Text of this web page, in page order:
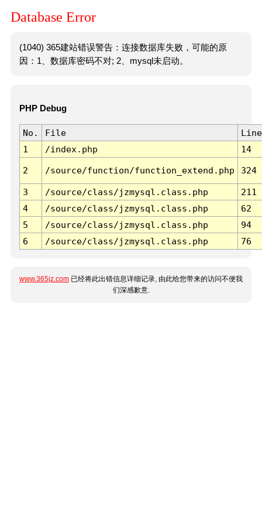
Database Error
(1040) 365建站错误警告：连接数据库失败，可能的原
因：1、数据库密码不对; 2、mysql未启动。
PHP Debug
No. File
Line
1
/index.php 14
2 /source/function/function_extend.php 324
3 /source/class/jzmysql.class.php
211
4
/source/class/jzmysql.class.php
62
5
/source/class/jzmysql.class.php
94
6
/source/class/jzmysql.class.php 76
www.365jz.com 已经将此出错信息详细记录, 由此给您带来的访问不便我
们深感歉意.